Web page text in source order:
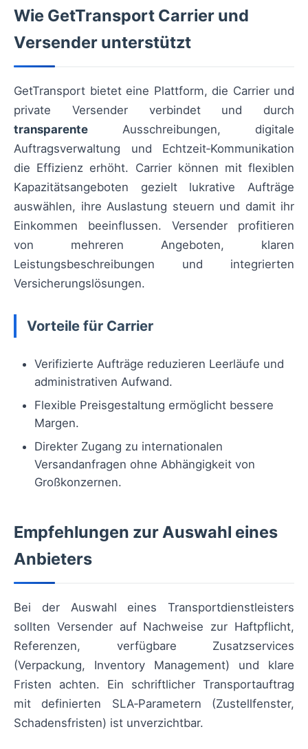
Wie GetTransport Carrier und
Versender unterstützt
GetTransport bietet eine Plattform, die Carrier und
private Versender verbindet und durch
transparente Ausschreibungen, digitale
Auftragsverwaltung und Echtzeit‑Kommunikation
die Effizienz erhöht. Carrier können mit flexiblen
Kapazitätsangeboten gezielt lukrative Aufträge
auswählen, ihre Auslastung steuern und damit ihr
Einkommen beeinflussen. Versender profitieren
von mehreren Angeboten, klaren
Leistungsbeschreibungen und integrierten
Versicherungslösungen.
Vorteile für Carrier
Verifizierte Aufträge reduzieren Leerläufe und
administrativen Aufwand.
Flexible Preisgestaltung ermöglicht bessere
Margen.
Direkter Zugang zu internationalen
Versandanfragen ohne Abhängigkeit von
Großkonzernen.
Empfehlungen zur Auswahl eines
Anbieters
Bei der Auswahl eines Transportdienstleisters
sollten Versender auf Nachweise zur Haftpflicht,
Referenzen, verfügbare Zusatzservices
(Verpackung, Inventory Management) und klare
Fristen achten. Ein schriftlicher Transportauftrag
mit definierten SLA‑Parametern (Zustellfenster,
Schadensfristen) ist unverzichtbar.